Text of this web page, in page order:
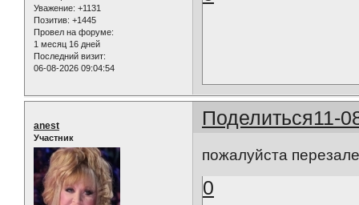
Уважение: +1131
Позитив: +1445
Провел на форуме:
1 месяц 16 дней
Последний визит:
06-08-2026 09:04:54
Поделиться11-
anest
Участник
пожалуйста
0